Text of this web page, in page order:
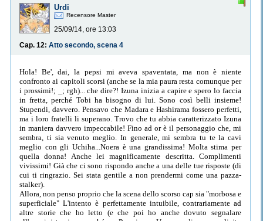
Urdi
Recensore Master
25/09/14, ore 13:03
Cap. 12: Atto secondo, scena 4
Hola! Be', dai, la pepsi mi aveva spaventata, ma non è niente
confronto ai capitoli scorsi (anche se la mia paura resta comunque per
i prossimi!; _; rgh)... che dire?! Izuna inizia a capire e spero lo faccia
in fretta, perché Tobi ha bisogno di lui. Sono così belli insieme!
Stupendi, davvero. Pensavo che Madara e Hashirama fossero perfetti,
ma i loro fratelli li superano. Trovo che tu abbia caratterizzato Izuna
in maniera davvero impeccabile! Fino ad or è il personaggio che, mi
sembra, ti sia venuto meglio. In generale, mi sembra tu te la cavi
meglio con gli Uchiha...Noera è una grandissima! Molta stima per
quella donna! Anche lei magnificamente descritta. Complimenti
vivissimi! Già che ci sono rispondo anche a una delle tue risposte (di
cui ti ringrazio. Sei stata gentile a non prendermi come una pazza-
stalker).
Allora, non penso proprio che la scena dello scorso cap sia "morbosa e
superficiale" L'intento è perfettamente intuibile, contrariamente ad
altre storie che ho letto (e che poi ho anche dovuto segnalare